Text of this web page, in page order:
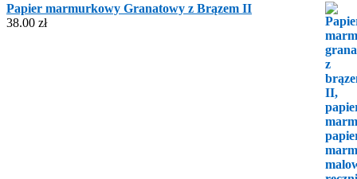
Papier marmurkowy Granatowy z Brązem II
38.00 zł